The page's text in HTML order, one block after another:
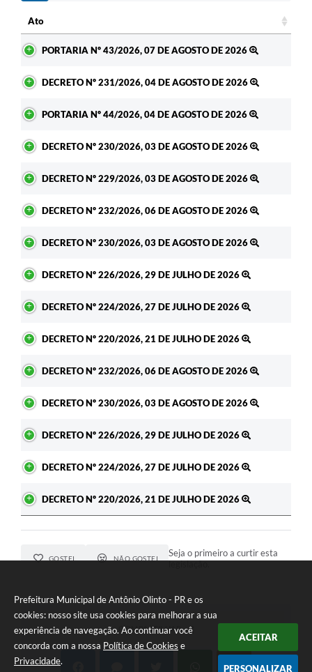
Prefeitura Municipal de Antônio Olinto - PR e os
cookies: nosso site usa cookies para melhorar a sua
experiência de navegação. Ao continuar você
concorda com a nossa Política de Cookies e
Privacidade.
ACEITAR
PERSONALIZAR
Ato
PORTARIA Nº 43/2026, 07 DE AGOSTO DE 2026
DECRETO Nº 231/2026, 04 DE AGOSTO DE 2026
PORTARIA Nº 44/2026, 04 DE AGOSTO DE 2026
DECRETO Nº 230/2026, 03 DE AGOSTO DE 2026
DECRETO Nº 229/2026, 03 DE AGOSTO DE 2026
DECRETO Nº 232/2026, 06 DE AGOSTO DE 2026
DECRETO Nº 230/2026, 03 DE AGOSTO DE 2026
DECRETO Nº 226/2026, 29 DE JULHO DE 2026
DECRETO Nº 224/2026, 27 DE JULHO DE 2026
DECRETO Nº 220/2026, 21 DE JULHO DE 2026
DECRETO Nº 232/2026, 06 DE AGOSTO DE 2026
DECRETO Nº 230/2026, 03 DE AGOSTO DE 2026
DECRETO Nº 226/2026, 29 DE JULHO DE 2026
DECRETO Nº 224/2026, 27 DE JULHO DE 2026
DECRETO Nº 220/2026, 21 DE JULHO DE 2026
GOSTEI NÃO GOSTEI
Seja o primeiro a curtir esta
legislação.
COMPARTILHAR